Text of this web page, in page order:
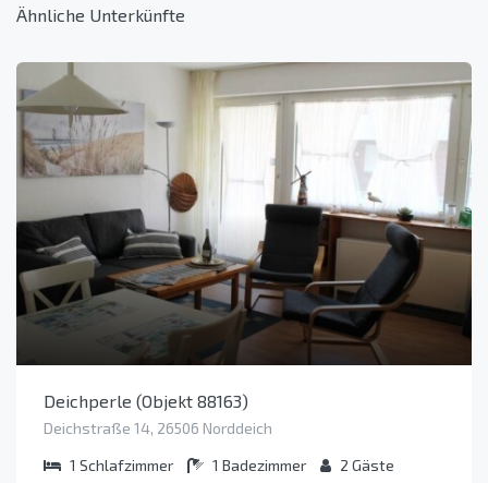
Ähnliche Unterkünfte
Deichperle (Objekt 88163)
Deichstraße 14, 26506 Norddeich
1 Schlafzimmer 1 Badezimmer 2 Gäste